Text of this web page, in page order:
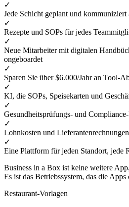
✓
Jede Schicht geplant und kommuniziert
✓
Rezepte und SOPs für jedes
✓
Neue Mitarbeiter mit digitalen
ongeboardet
✓
Sparen Sie über $6.000/Jahr an Tool-
✓
KI, die SOPs, Speisekarten und
✓
Gesundheitsprüfungs- und
✓
Lohnkosten und
✓
Eine Plattform für jeden Standort, jede
Business in a Box ist keine weitere
Es ist das Betriebssystem, das die Apps
Restaurant-Vorlagen